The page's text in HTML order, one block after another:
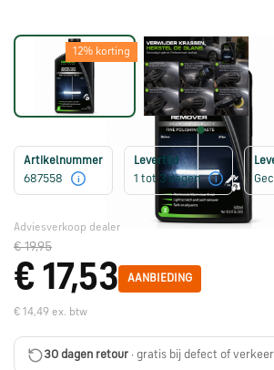
SEAT
onderdelen
Škoda
CUPRA
Zomeraanbiedingen
Kunnen
we
12% korting
Artikelnummer
687558
i
Levertijd
1 tot 3 dagen
i
Adviesverkoop dealer
€ 19,95
€ 17,53 AANBIEDING
€ 14,49 ex. btw
30 dagen retour · gratis bij defect of